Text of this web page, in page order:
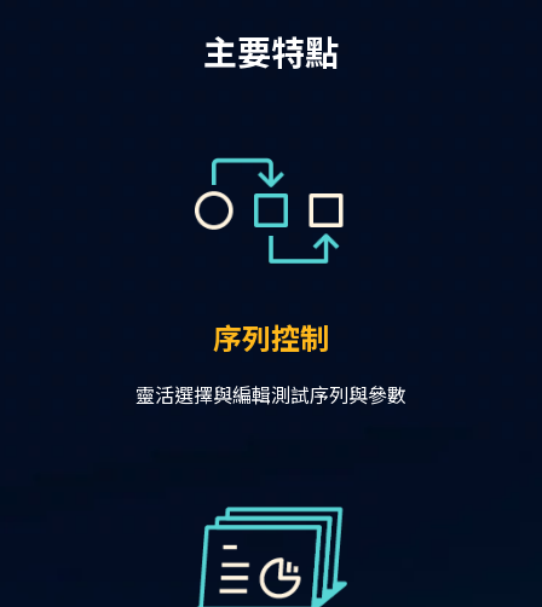
主要特點
序列控制
靈活選擇與編輯測試序列與參數